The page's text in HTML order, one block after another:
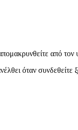
από τον
όταν συνδεθείτε